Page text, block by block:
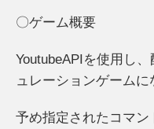
〇ゲーム概要
YoutubeAPIを使用し
ュレーションゲームに
予め指定されたコマ